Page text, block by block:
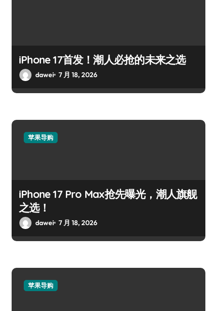
iPhone 17首发！潮人必抢的未来之选
dawei 7 月 18, 2026
苹果导购
iPhone 17 Pro Max抢先曝光，潮人旗舰
之选！
dawei 7 月 18, 2026
苹果导购